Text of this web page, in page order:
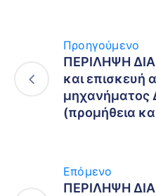
Προηγούμενο
ΠΕΡΙΛΗΨΗ
και επισκευή
μηχανήματος
(προμήθεια
Επόμενο
ΠΕΡΙΛΗΨΗ